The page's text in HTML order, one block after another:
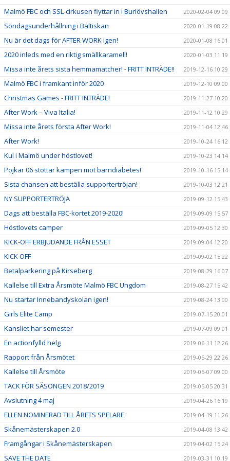
Malmö FBC och SSL-cirkusen flyttar in i Burlövshallen 2020-02-04 09:09
Söndagsunderhållning i Baltiskan 2020-01-19 08:22
Nu är det dags för AFTER WORK igen! 2020-01-08 16:01
2020 inleds med en riktig smällkaramell! 2020-01-03 11:19
Missa inte årets sista hemmamatcher! - FRITT INTRÄDE!! 2019-12-16 10:29
Malmö FBC i framkant inför 2020 2019-12-10 09:00
Christmas Games - FRITT INTRÄDE! 2019-11-27 10:20
After Work – Viva Italia! 2019-11-12 10:29
Missa inte årets första After Work! 2019-11-04 12:46
After Work! 2019-10-24 16:12
Kul i Malmö under höstlovet! 2019-10-23 14:14
Pojkar 06 stöttar kampen mot barndiabetes! 2019-10-16 15:14
Sista chansen att beställa supportertröjan! 2019-10-03 12:21
NY SUPPORTERTRÖJA 2019-09-12 15:43
Dags att beställa FBC-kortet 2019-2020! 2019-09-09 15:57
Höstlovets camper 2019-09-05 12:30
KICK-OFF ERBJUDANDE FRÅN ESSET 2019-09-04 12:20
KICK OFF 2019-09-02 15:22
Betalparkering på Kirseberg 2019-08-29 16:07
Kallelse till Extra Årsmöte Malmö FBC Ungdom 2019-08-27 15:42
Nu startar Innebandyskolan igen! 2019-08-24 13:00
Girls Elite Camp 2019-07-15 20:01
Kansliet har semester 2019-07-09 09:01
En actionfylld helg 2019-06-11 12:26
Rapport från Årsmötet 2019-05-29 22:26
Kallelse till Årsmöte 2019-05-07 09:00
TACK FÖR SÄSONGEN 2018/2019 2019-05-05 20:31
Avslutning 4 maj 2019-04-26 16:19
ELLEN NOMINERAD TILL ÅRETS SPELARE 2019-04-19 11:26
Skånemästerskapen 2.0 2019-04-08 13:42
Framgångar i Skånemästerskapen 2019-04-02 15:24
SAVE THE DATE 2019-03-31 10:19